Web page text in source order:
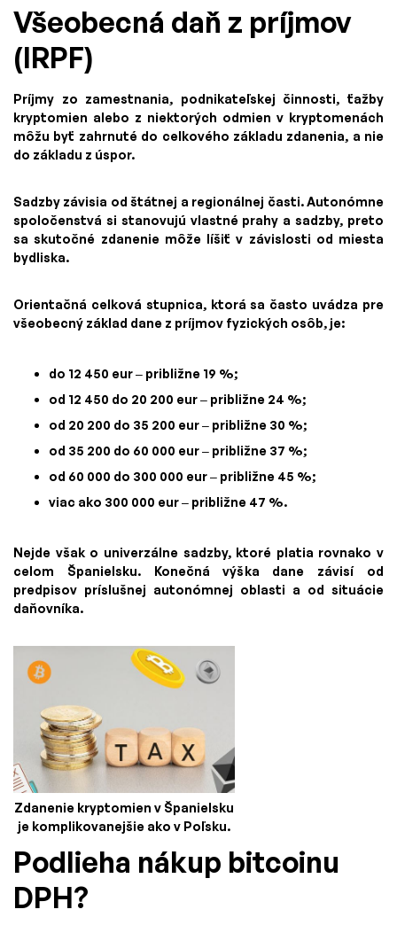
Všeobecná daň z príjmov
(IRPF)
Príjmy zo zamestnania, podnikateľskej činnosti, ťažby
kryptomien alebo z niektorých odmien v kryptomenách
môžu byť zahrnuté do celkového základu zdanenia, a nie
do základu z úspor.
Sadzby závisia od štátnej a regionálnej časti. Autonómne
spoločenstvá si stanovujú vlastné prahy a sadzby, preto
sa skutočné zdanenie môže líšiť v závislosti od miesta
bydliska.
Orientačná celková stupnica, ktorá sa často uvádza pre
všeobecný základ dane z príjmov fyzických osôb, je:
do 12 450 eur – približne 19 %;
od 12 450 do 20 200 eur – približne 24 %;
od 20 200 do 35 200 eur – približne 30 %;
od 35 200 do 60 000 eur – približne 37 %;
od 60 000 do 300 000 eur – približne 45 %;
viac ako 300 000 eur – približne 47 %.
Nejde však o univerzálne sadzby, ktoré platia rovnako v
celom Španielsku. Konečná výška dane závisí od
predpisov príslušnej autonómnej oblasti a od situácie
daňovníka.
Zdanenie kryptomien v Španielsku
je komplikovanejšie ako v Poľsku.
Podlieha nákup bitcoinu
DPH?